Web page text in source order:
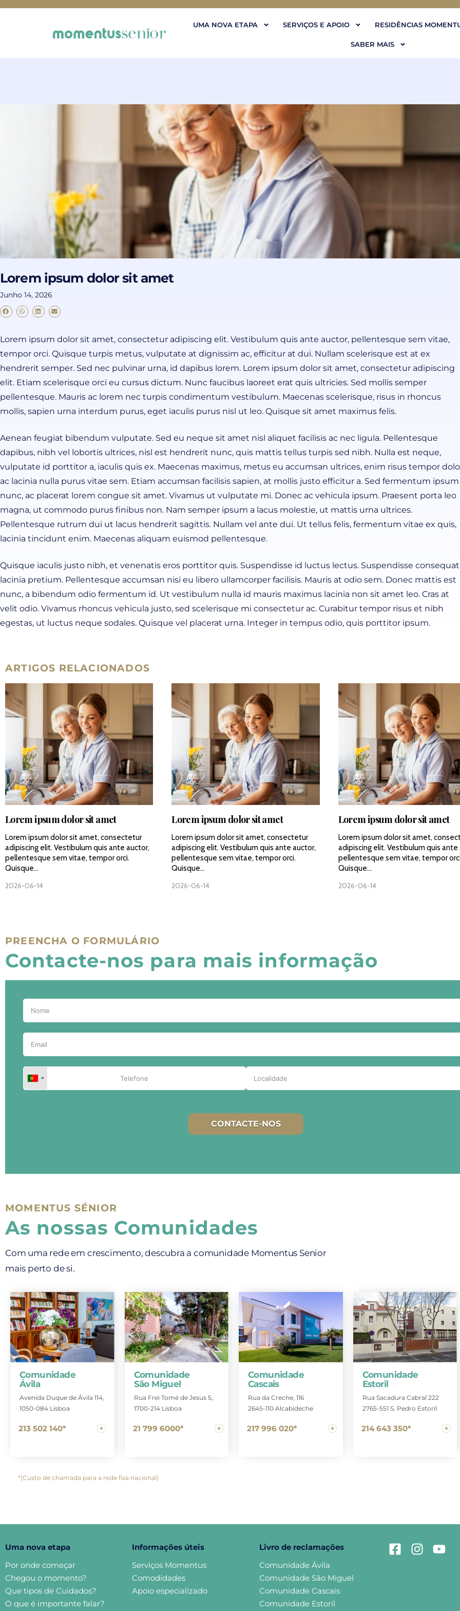
UMA NOVA ETAPA SERVIÇOS E APOIO RESIDÊNCIAS
SABER MAIS
Lorem ipsum dolor sit amet
Junho 14, 2026
Lorem ipsum dolor sit amet, consectetur adipiscing elit. Vestibulum quis ante auctor, pellentesque sem vitae,
tempor orci. Quisque turpis metus, vulputate at dignissim ac, efficitur at dui. Nullam scelerisque est at ex
hendrerit semper. Sed nec pulvinar urna, id dapibus lorem. Lorem ipsum dolor sit amet, consectetur adipiscing
elit. Etiam scelerisque orci eu cursus dictum. Nunc faucibus laoreet erat quis ultricies. Sed mollis semper
pellentesque. Mauris ac lorem nec turpis condimentum vestibulum. Maecenas scelerisque, risus in rhoncus
mollis, sapien urna interdum purus, eget iaculis purus nisl ut leo. Quisque sit amet maximus felis.
Aenean feugiat bibendum vulputate. Sed eu neque sit amet nisl aliquet facilisis ac nec ligula. Pellentesque
dapibus, nibh vel lobortis ultrices, nisl est hendrerit nunc, quis mattis tellus turpis sed nibh. Nulla est neque,
vulputate id porttitor a, iaculis quis ex. Maecenas maximus, metus eu accumsan ultrices, enim risus tempor
ac lacinia nulla purus vitae sem. Etiam accumsan facilisis sapien, at mollis justo efficitur a. Sed fermentum ipsum
nunc, ac placerat lorem congue sit amet. Vivamus ut vulputate mi. Donec ac vehicula ipsum. Praesent porta leo
magna, ut commodo purus finibus non. Nam semper ipsum a lacus molestie, ut mattis urna ultrices.
Pellentesque rutrum dui ut lacus hendrerit sagittis. Nullam vel ante dui. Ut tellus felis, fermentum vitae ex quis,
lacinia tincidunt enim. Maecenas aliquam euismod pellentesque.
Quisque iaculis justo nibh, et venenatis eros porttitor quis. Suspendisse id luctus lectus. Suspendisse consequat
lacinia pretium. Pellentesque accumsan nisi eu libero ullamcorper facilisis. Mauris at odio sem. Donec mattis est
nunc, a bibendum odio fermentum id. Ut vestibulum nulla id mauris maximus lacinia non sit amet leo. Cras at
velit odio. Vivamus rhoncus vehicula justo, sed scelerisque mi consectetur ac. Curabitur tempor risus et nibh
egestas, ut luctus neque sodales. Quisque vel placerat urna. Integer in tempus odio, quis porttitor ipsum.
ARTIGOS RELACIONADOS
Lorem ipsum dolor sit amet
Lorem ipsum dolor sit amet, consectetur
adipiscing elit. Vestibulum quis ante auctor,
pellentesque sem vitae, tempor orci.
Quisque...
2026-06-14
Lorem ipsum dolor sit amet
Lorem ipsum dolor sit amet, consectetur
adipiscing elit. Vestibulum quis ante auctor,
pellentesque sem vitae, tempor orci.
Quisque...
2026-06-14
Lorem ipsum dolor sit amet
Lorem ipsum dolor sit amet,
adipiscing elit. Vestibulum quis ante
pellentesque sem vitae, tempor
Quisque...
2026-06-14
PREENCHA O FORMULÁRIO
Contacte-nos para mais informação
CONTACTE-NOS
MOMENTUS SÉNIOR
As nossas Comunidades
Com uma rede em crescimento, descubra a comunidade Momentus Senior
mais perto de si.
Comunidade
Ávila
Avenida Duque de Ávila 114,
1050-084 Lisboa
213 502 140*
Comunidade
São Miguel
Rua Frei Tomé de Jesus 5,
1700-214 Lisboa
21 799 6000*
Comunidade
Cascais
Rua da Creche, 116
2645-110 Alcabideche
217 996 020*
Comunidade
Estoril
Rua Sacadura Cabral 222
2765-551 S. Pedro Estoril
214 643 350*
*(Custo de chamada para a rede fixa nacional)
Uma nova etapa
Por onde começar
Chegou o momento?
Que tipos de Cuidados?
O que é importante falar?
Informações úteis
Serviços Momentus
Comodidades
Apoio especializado
Livro de reclamações
Comunidade Ávila
Comunidade São Miguel
Comunidade Cascais
Comunidade Estoril